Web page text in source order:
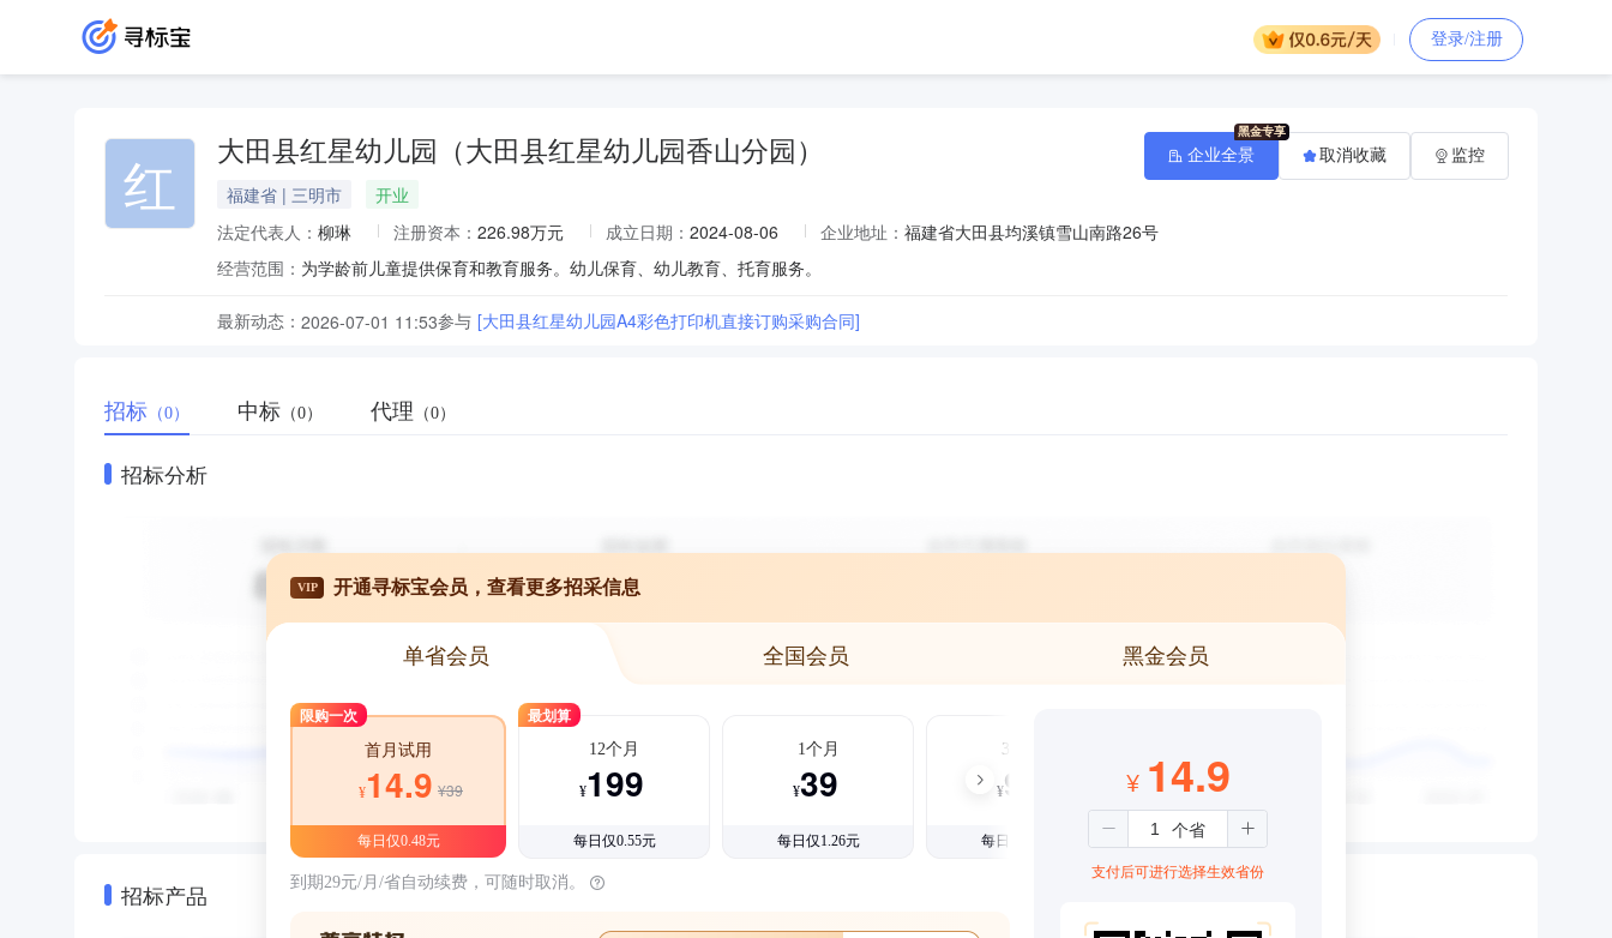
登录/注册
红 大田县红星幼儿园（大田县红星幼儿园香山分园）
福建省 | 三明市
开业
法定代表人： 柳琳 注册资本： 226.98万元 成立日期： 2024-08-06 企业地址： 福建省大田县均溪镇雪山南路26号
经营范围： 为学龄前儿童提供保育和教育服务。幼儿保育、幼儿教育、托育服务。
最新动态： 2026-07-01 11:53参与 [大田县红星幼儿园A4彩色打印机直接订购采购合同]
企业全景 取消收藏 监控
招标 （0） 中标 （0） 代理 （0）
招标分析
招标产品
VIP 开通寻标宝会员，查看更多招采信息
单省会员 全国会员 黑金会员
限购一次
首月试用
¥14.9 ¥39
每日仅0.48元
最划算
12个月
¥199
每日仅0.55元
1个月
¥39
每日仅1.26元
3个月
¥99
每日仅1.08元
到期29元/月/省自动续费，可随时取消。
¥ 14.9
支付后可进行选择生效省份